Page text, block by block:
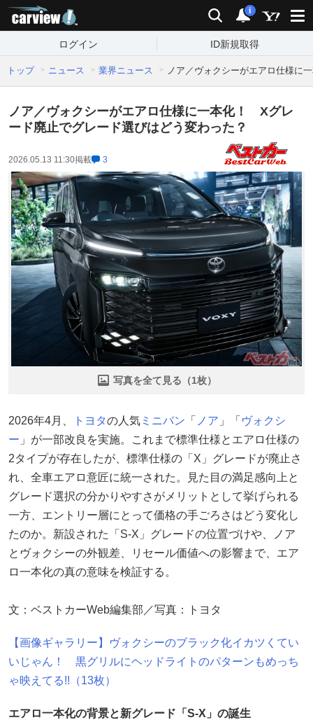
検索 通知
i
ログイン ID新規取得
トップ ニュース 業界ニュース ノア／ヴォクシーがエアロ仕様に
ノア／ヴォクシーがエアロ仕様に一本化！ Xグレ
ード廃止でグレード選びはどう変わった？
2026.05.13 11:30掲載 3
写真を全て見る（1枚）
2026年4月、 トヨタの人気 ミニバン 「 ノア 」「 ヴォクシ
ー 」が一部改良を実施。これまで標準仕様とエアロ仕様の
2タイプが存在したが、標準仕様の「X」グレードが廃止さ
れ、全車エアロ意匠に統一された。見た目の満足感向上と
グレード選択の分かりやすさがメリットとして挙げられる
一方、エントリー層にとって価格の手ごろさはどう変化し
たのか。新設された「S-X」グレードの位置づけや、ノア
とヴォクシーの外観差、リセール価値への影響まで、エア
ロ一本化の真の意味を検証する。
文：ベストカーWeb編集部／写真：トヨタ
【画像ギャラリー】ヴォクシーのブラック化イカツくてい
いじゃん！ 黒グリルにヘッドライトのパターンもめっち
ゃ映えてる!!（13枚）
エアロ一本化の背景と新グレード「S-X」の誕生